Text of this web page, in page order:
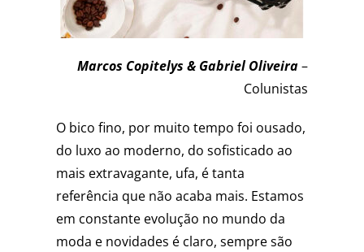
Marcos Copitelys & Gabriel Oliveira–
Colunistas
O bico fino, por muito tempo foi ousado,
do luxo ao moderno, do sofisticado ao
mais extravagante, ufa, é tanta
referência que não acaba mais. Estamos
em constante evolução no mundo da
moda e novidades é claro, sempre são